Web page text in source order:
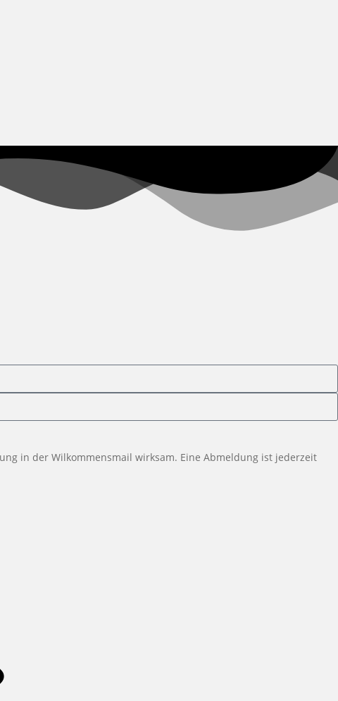
in der Wilkommensmail wirksam. Eine Abmeldung ist jederzeit